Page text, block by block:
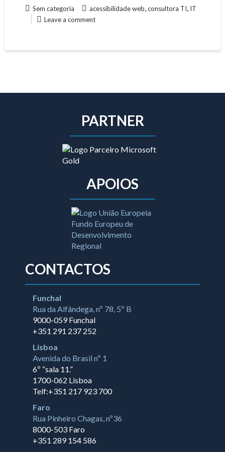
Sem categoria acessibilidade web consultora TI IT
Leave a comment
PARTNER
APOIOS
CONTACTOS
Funchal
Rua da Alfândega, nº 78, 5º B
9000-059 Funchal
+351 291 237 252
Lisboa
Avenida do Brasil nº 1
6º “sala 11.”
1700-062 Lisboa
Telf:+351 217 923 700
Faro
Rua Pinheiro Chagas, nº36
8000-503 Faro
+351 289 154 586